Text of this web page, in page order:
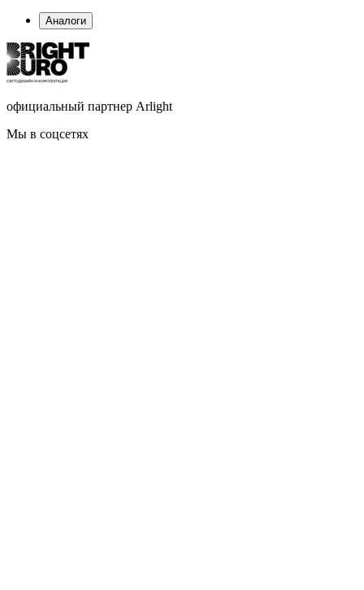
Аналоги
официальный партнер Arlight
Мы в соцсетях